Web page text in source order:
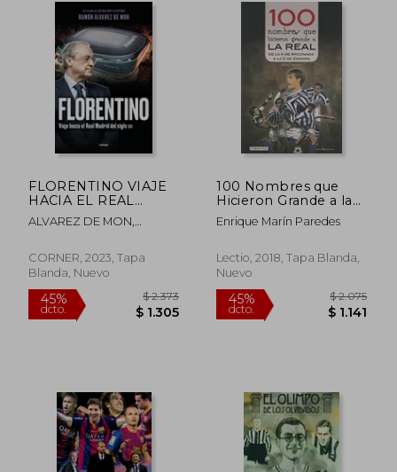
45% 45%
FLORENTINO VIAJE
HACIA EL REAL
MADRID DEL SIGLO
XXI
ALVAREZ DE MON,
CORNER, 2023, Tapa
Blanda, Nuevo
100 Nombres que
Hicieron Grande a la
Real (Cien x 100)
Enrique Marín Paredes
Lectio, 2018, Tapa Blanda,
Nuevo